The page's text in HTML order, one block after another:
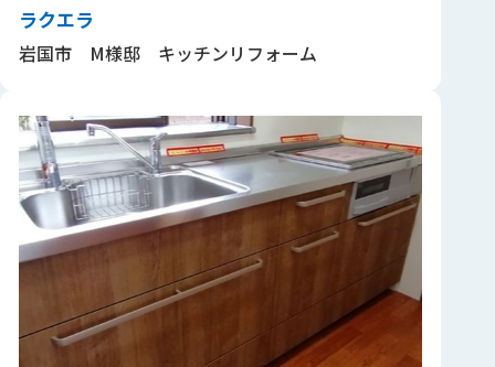
ラクエラ
岩国市 M様邸 キッチンリフォーム